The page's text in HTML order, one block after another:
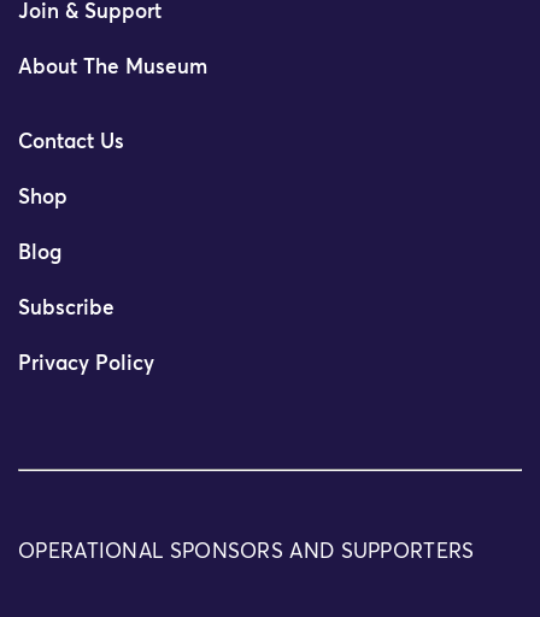
Join & Support
About The Museum
Contact Us
Shop
Blog
Subscribe
Privacy Policy
OPERATIONAL SPONSORS AND SUPPORTERS